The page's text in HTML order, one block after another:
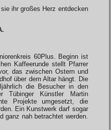
ihr großes Herz entdecken
60Plus. Beginn ist
Kaffeerunde stellt Pfarrer
das zwischen Ostern und
über dem Altar hängt. Die
die Besucher in den
Tübinger Künstler Martin
Projekte umgesetzt, die
Ein Kunstwerk darf sogar
ganz nah betrachtet werden.